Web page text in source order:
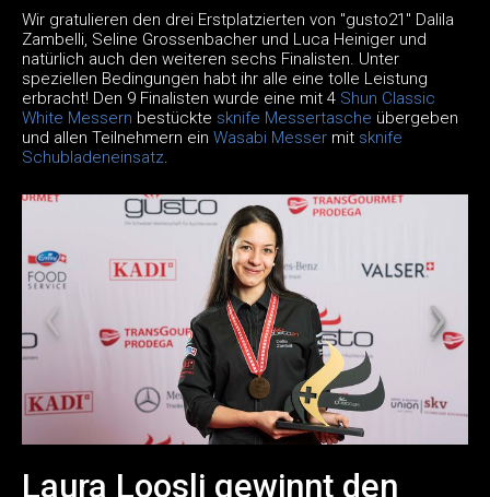
Wir gratulieren den drei Erstplatzierten von "gusto21" Dalila
Zambelli, Seline Grossenbacher und Luca Heiniger und
natürlich auch den weiteren sechs Finalisten. Unter
speziellen Bedingungen habt ihr alle eine tolle Leistung
erbracht! Den 9 Finalisten wurde eine mit 4 Shun Classic
White Messern bestückte sknife Messertasche übergeben
und allen Teilnehmern ein Wasabi Messer mit sknife
Schubladeneinsatz.
Laura Loosli gewinnt den